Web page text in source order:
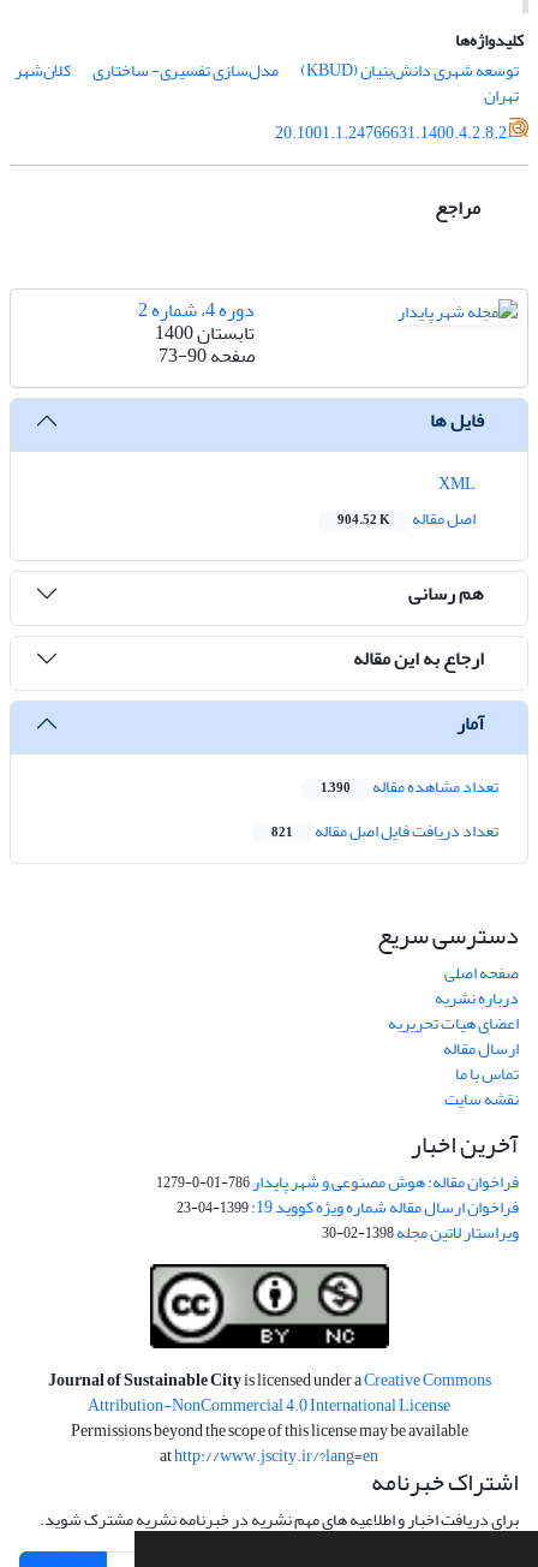
کلیدواژه‌ها
توسعه شهری دانش‌بنیان (KBUD)
مدل‌سازی تفسیری- ساختاری کلان‌شهر
تهران
20.1001.1.24766631.1400.4.2.8.2
مراجع
دوره 4، شماره 2
تابستان 1400
صفحه73-90
فایل ها
اصل مقاله
904.52 K
هم رسانی
ارجاع به این مقاله
آمار
تعداد مشاهده مقاله 1,390
تعداد دریافت فایل اصل مقاله 821
دسترسی سریع
صفحه اصلی
درباره نشریه
اعضای هیات تحریریه
ارسال مقاله
تماس با ما
نقشه سایت
آخرین اخبار
فراخوان مقاله: هوش مصنوعی و شهر پایدار786-01-0-1279
فراخوان ارسال مقاله شماره ویژه کووید 19: 1399-04-23
ویراستار لاتین مجله1398-02-30
Journal of Sustainable Cityis licensed under aCreative Commons
Attribution-NonCommercial 4.0 International License
Permissions beyond the scope of this license may be available
athttp://www.jscity.ir/?lang=en
اشتراک خبرنامه
برای دریافت اخبار و اطلاعیه های مهم نشریه در خبرنامه نشریه مشترک شوید.